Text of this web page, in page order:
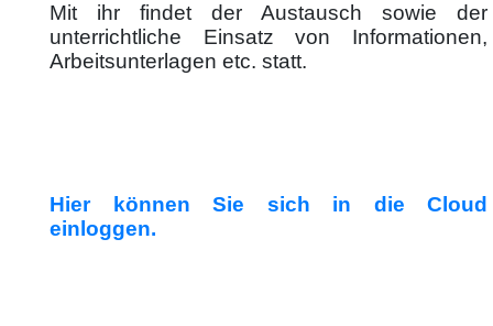
Mit ihr findet der Austausch sowie der
unterrichtliche Einsatz von Informationen,
Arbeitsunterlagen etc. statt.
Hier können Sie sich in die Cloud
einloggen.